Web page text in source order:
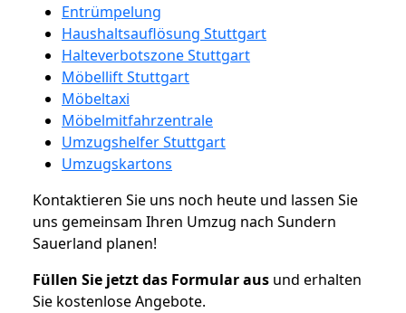
Entrümpelung
Haushaltsauflösung Stuttgart
Halteverbotszone Stuttgart
Möbellift Stuttgart
Möbeltaxi
Möbelmitfahrzentrale
Umzugshelfer Stuttgart
Umzugskartons
Kontaktieren Sie uns noch heute und lassen Sie
uns gemeinsam Ihren Umzug nach Sundern
Sauerland planen!
Füllen Sie jetzt das Formular aus und erhalten
Sie kostenlose Angebote.